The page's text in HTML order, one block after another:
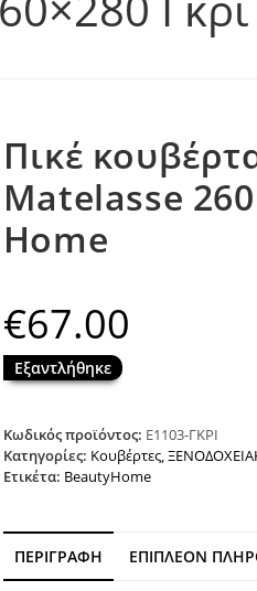
Πικέ
Matelasse
Home
€67.00
Εξαντλήθηκε
Κωδικός προϊόντος: Ε1103-ΓΚΡΙ
Κατηγορίες: Κουβέρτες,
Ετικέτα: BeautyHome
ΠΕΡΙΓΡΑΦΉ ΕΠΙΠΛΈΟΝ